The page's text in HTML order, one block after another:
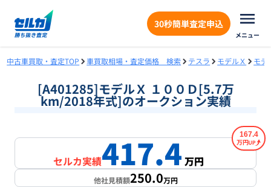
30秒簡単査定申込
メニュー
中古車買取・査定TOP 車買取相場・査定価格 検索 テスラ モデルＸ モデ
[A401285]モデルＸ １００Ｄ[5.7万
km/2018年式]のオークション実績
セルカ実績417.4万円
167.4
万円
他社見積額250.0万円